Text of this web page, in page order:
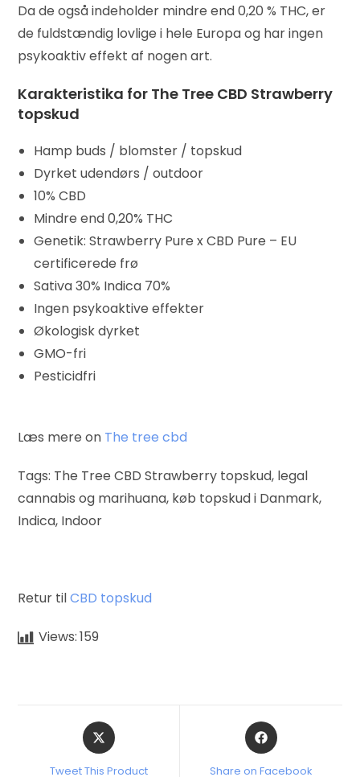
Da de også indeholder mindre end 0,20 % THC, er
de fuldstændig lovlige i hele Europa og har ingen
psykoaktiv effekt af nogen art.
Karakteristika for The Tree CBD Strawberry
topskud
Hamp buds / blomster / topskud
Dyrket udendørs / outdoor
10% CBD
Mindre end 0,20% THC
Genetik: Strawberry Pure x CBD Pure – EU
certificerede frø
Sativa 30% Indica 70%
Ingen psykoaktive effekter
Økologisk dyrket
GMO-fri
Pesticidfri
Læs mere on The tree cbd
Tags: The Tree CBD Strawberry topskud, legal
cannabis og marihuana, køb topskud i Danmark,
Indica, Indoor
Retur tilCBD topskud
Views:159
Tweet This Product Share on Facebook